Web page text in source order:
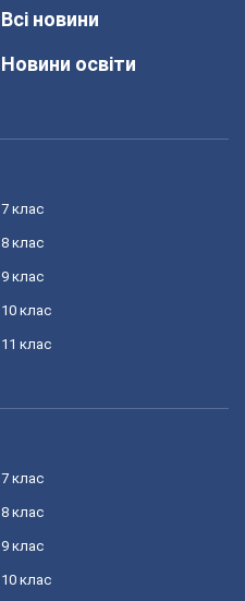
Всі новини
Новини освіти
7 клас
8 клас
9 клас
10 клас
11 клас
7 клас
8 клас
9 клас
10 клас